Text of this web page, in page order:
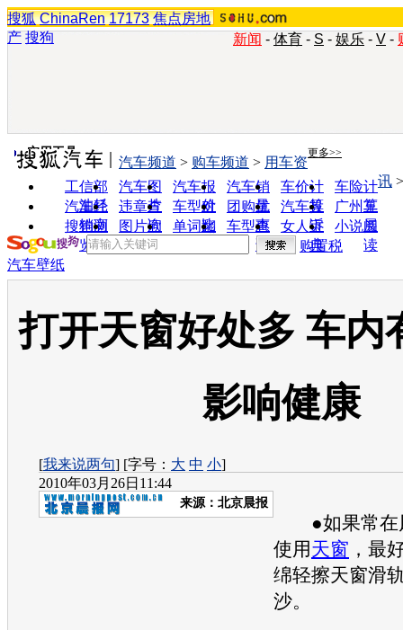
搜狐 ChinaRen 17173 焦点房地
产 搜狗 新闻 - 体育 - S - 娱乐 - V -
实用工具 更多>>
工信部
油耗
汽车图
片
汽车报
价
汽车销
量
车价计
算
车险计
算
汽车经
销商
违章查
询
车型对
比
团购优
惠
汽车投
诉
广州车
展
搜狗浏
览器
图片欣
赏
单词翻
车型查
询
女人宝
典
小说阅
读
汽车频道 > 购车频道 > 用车资
讯
购置税
汽车壁纸
打开天窗好处多 车内
影响健康
[我来说两句] [字号： 大 中 小]
2010年03月26日11:44
来源： 北京晨报
●如果常在
使用天窗 ，最
绵轻擦天窗滑
沙。